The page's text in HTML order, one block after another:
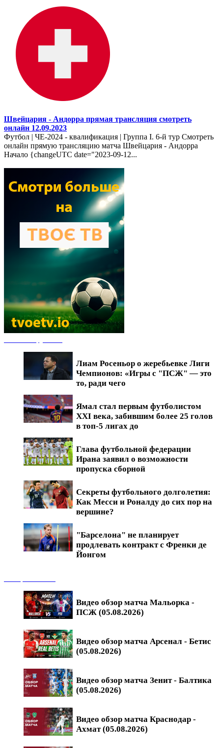
Швейцария - Андорра прямая трансляция смотреть
онлайн 12.09.2023
Футбол | ЧЕ-2024 - квалификация | Группа I. 6-й тур Смотреть
онлайн прямую трансляцию матча Швейцария - Андорра
Начало {changeUTC date="2023-09-12...
Лиам Росеньор о жеребьевке Лиги
Чемпионов: «Игры с "ПСЖ" — это
то, ради чего
Ямал стал первым футболистом
XXI века, забившим более 25 голов
в топ-5 лигах до
Глава футбольной федерации
Ирана заявил о возможности
пропуска сборной
Секреты футбольного долголетия:
Как Месси и Роналду до сих пор на
вершине?
"Барселона" не планирует
продлевать контракт с Френки де
Йонгом
Видео обзор матча Мальорка -
ПСЖ (05.08.2026)
Видео обзор матча Арсенал - Бетис
(05.08.2026)
Видео обзор матча Зенит - Балтика
(05.08.2026)
Видео обзор матча Краснодар -
Ахмат (05.08.2026)